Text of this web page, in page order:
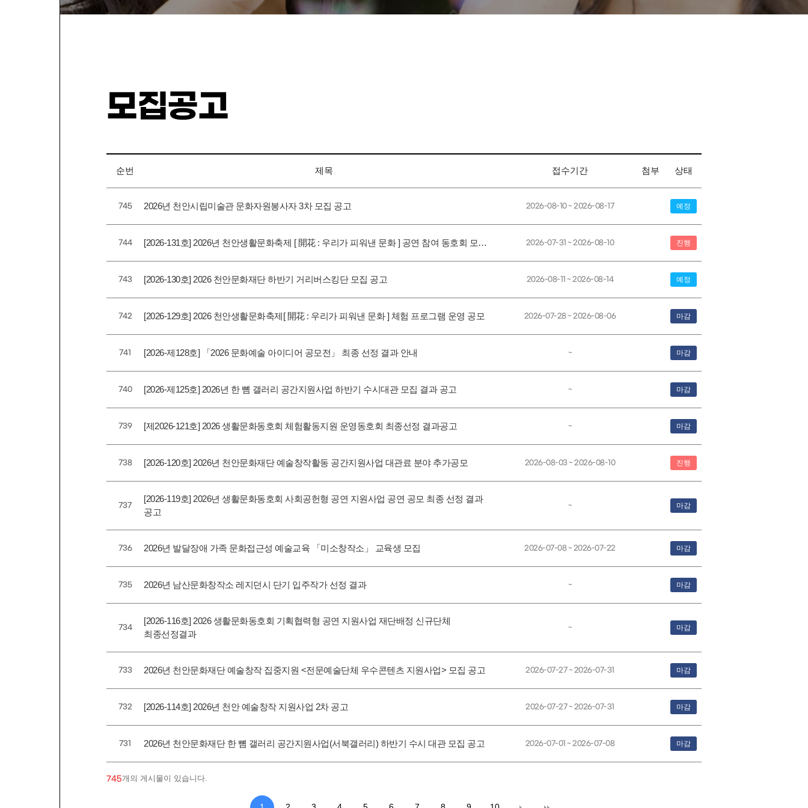
모집공고
순번 제목 접수기간 첨부 상태
745 2026년 천안시립미술관 문화자원봉사자 3차 모집 공고 2026-08-10 ~ 2026-08-17 예정
744 [2026-131호] 2026년 천안생활문화축제 [ 開花 : 우리가 피워낸 문화 ] 공연 참여 동호회 모… 2026-07-31 ~ 2026-08-10 진행
743 [2026-130호] 2026 천안문화재단 하반기 거리버스킹단 모집 공고 2026-08-11 ~ 2026-08-14 예정
742 [2026-129호] 2026 천안생활문화축제[ 開花 : 우리가 피워낸 문화 ] 체험 프로그램 운영 공모 2026-07-28 ~ 2026-08-06 마감
741 [2026-제128호] 「2026 문화예술 아이디어 공모전」 최종 선정 결과 안내 ~ 마감
740 [2026-제125호] 2026년 한 뼘 갤러리 공간지원사업 하반기 수시대관 모집 결과 공고 ~ 마감
739 [제2026-121호] 2026 생활문화동호회 체험활동지원 운영동호회 최종선정 결과공고 ~ 마감
738 [2026-120호] 2026년 천안문화재단 예술창작활동 공간지원사업 대관료 분야 추가공모 2026-08-03 ~ 2026-08-10 진행
737
[2026-119호] 2026년 생활문화동호회 사회공헌형 공연 지원사업 공연 공모 최종 선정 결과
공고
~ 마감
736 2026년 발달장애 가족 문화접근성 예술교육 「미소창작소」 교육생 모집 2026-07-08 ~ 2026-07-22 마감
735 2026년 남산문화창작소 레지던시 단기 입주작가 선정 결과 ~ 마감
734
[2026-116호] 2026 생활문화동호회 기획협력형 공연 지원사업 재단배정 신규단체
최종선정결과
~ 마감
733 2026년 천안문화재단 예술창작 집중지원 <전문예술단체 우수콘텐츠 지원사업> 모집 공고 2026-07-27 ~ 2026-07-31 마감
732 [2026-114호] 2026년 천안 예술창작 지원사업 2차 공고 2026-07-27 ~ 2026-07-31 마감
731 2026년 천안문화재단 한 뼘 갤러리 공간지원사업(서북갤러리) 하반기 수시 대관 모집 공고 2026-07-01 ~ 2026-07-08 마감
745개의 게시물이 있습니다.